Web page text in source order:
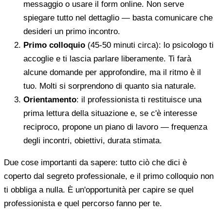
messaggio o usare il form online. Non serve
spiegare tutto nel dettaglio — basta comunicare che
desideri un primo incontro.
Primo colloquio (45-50 minuti circa): lo psicologo ti
accoglie e ti lascia parlare liberamente. Ti farà
alcune domande per approfondire, ma il ritmo è il
tuo. Molti si sorprendono di quanto sia naturale.
Orientamento: il professionista ti restituisce una
prima lettura della situazione e, se c'è interesse
reciproco, propone un piano di lavoro — frequenza
degli incontri, obiettivi, durata stimata.
Due cose importanti da sapere: tutto ciò che dici è
coperto dal segreto professionale, e il primo colloquio non
ti obbliga a nulla. È un'opportunità per capire se quel
professionista e quel percorso fanno per te.